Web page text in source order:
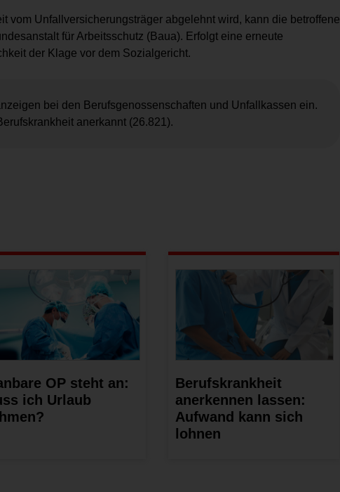
vom Unfallversicherungsträger abgelehnt wird, kann die betroffene
für Arbeitsschutz (Baua). Erfolgt eine erneute
der Klage vor dem Sozialgericht.
bei den Berufsgenossenschaften und Unfallkassen ein.
anerkannt (26.821).
OP steht an:
ich Urlaub
Berufskrankheit
anerkennen lassen:
Aufwand kann sich
lohnen